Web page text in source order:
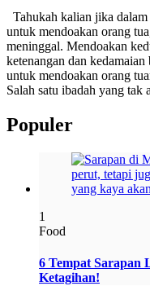
Tahukah kalian jika
untuk mendoakan orang
meninggal. Mendoakan
ketenangan dan
untuk mendoakan orang
Salah satu ibadah yang
Populer
1
Food
6 Tempat Sarapan
Ketagihan!